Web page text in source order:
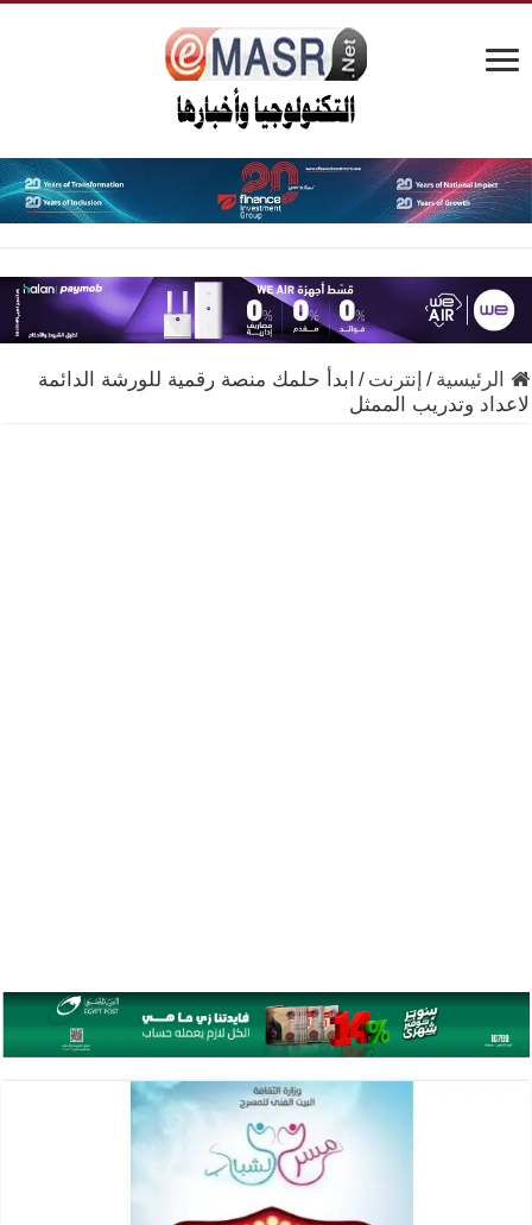
الرئيسية / إنترنت / ابدأ حلمك منصة رقمية للورشة الدائمة
لاعداد وتدريب الممثل